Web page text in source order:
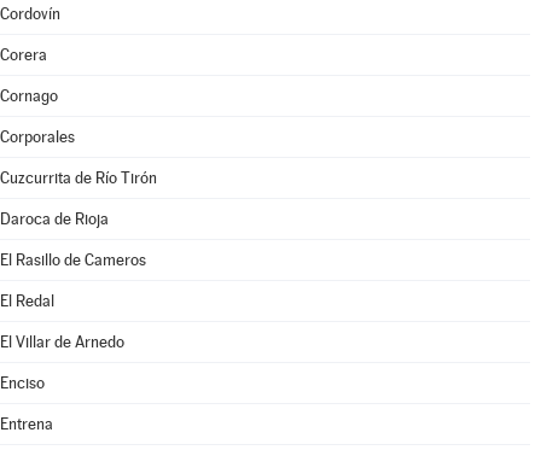
Cordovín
Corera
Cornago
Corporales
Cuzcurrita de Río Tirón
Daroca de Rioja
El Rasillo de Cameros
El Redal
El Villar de Arnedo
Enciso
Entrena